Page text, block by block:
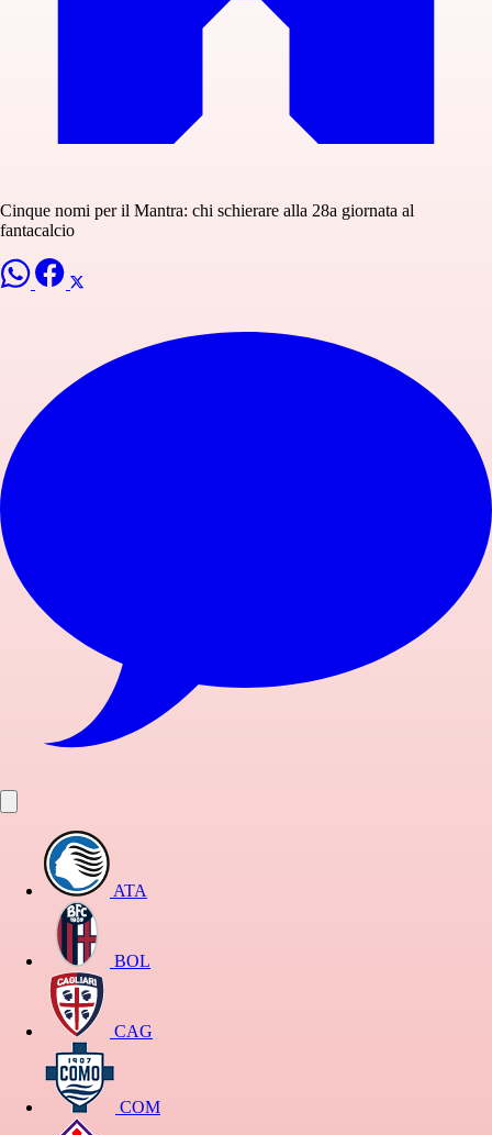
Cinque nomi per il Mantra: chi schierare alla 28a giornata al
fantacalcio
ATA
BOL
CAG
COM